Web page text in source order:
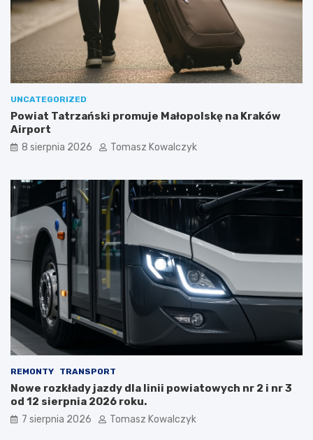
UNCATEGORIZED
Powiat Tatrzański promuje Małopolskę na Kraków
Airport
8 sierpnia 2026 Tomasz Kowalczyk
REMONTY TRANSPORT
Nowe rozkłady jazdy dla linii powiatowych nr 2 i nr 3
od 12 sierpnia 2026 roku.
7 sierpnia 2026 Tomasz Kowalczyk